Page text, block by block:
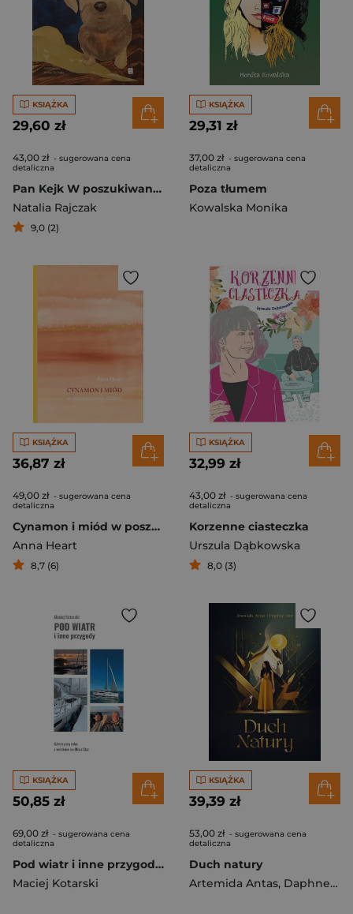
KSIĄŻKA
29,60 zł
43,00 zł - sugerowana cena
detaliczna
Pan Kejk W poszukiwaniu psiego nieba
Natalia Rajczak
9,0 (2)
KSIĄŻKA
29,31 zł
37,00 zł - sugerowana cena
detaliczna
Poza tłumem
Kowalska Monika
KSIĄŻKA
36,87 zł
49,00 zł - sugerowana cena
detaliczna
Cynamon i miód w poszukiwaniu czułości
Anna Heart
8,7 (6)
KSIĄŻKA
32,99 zł
43,00 zł - sugerowana cena
detaliczna
Korzenne ciasteczka
Urszula Dąbkowska
8,0 (3)
KSIĄŻKA
50,85 zł
69,00 zł - sugerowana cena
detaliczna
Pod wiatr i inne przygody Cztery pory roku z widokine na Olivia Star
Maciej Kotarski
KSIĄŻKA
39,39 zł
53,00 zł - sugerowana cena
detaliczna
Duch natury
Artemida Antas, Daphne Star